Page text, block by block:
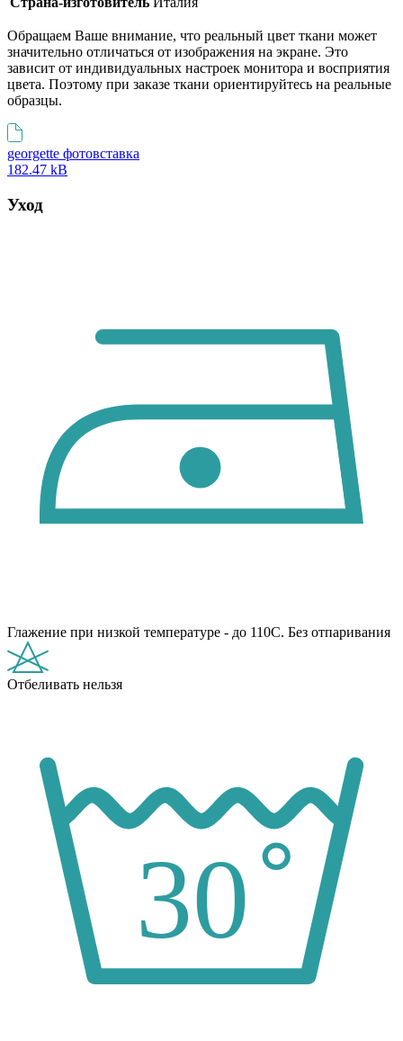
Обращаем Ваше внимание, что реальный цвет ткани может
значительно отличаться от изображения на экране. Это
зависит от индивидуальных настроек монитора и восприятия
цвета. Поэтому при заказе ткани ориентируйтесь на реальные
образцы.
georgette фотовставка
182.47 kB
Уход
Глажение при низкой температуре - до 110С. Без отпаривания
Отбеливать нельзя